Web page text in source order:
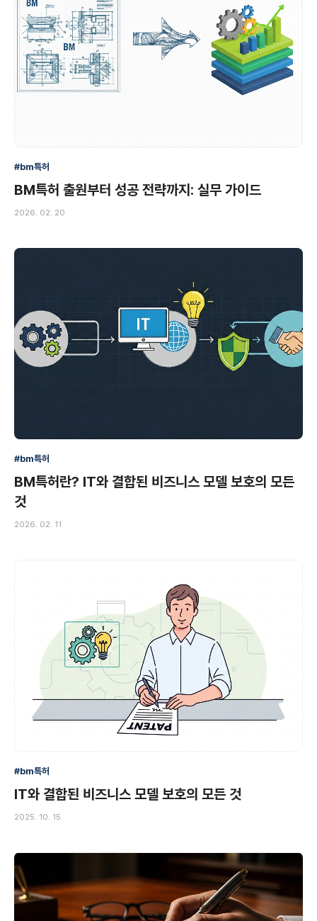
#bm특허
BM특허 출원부터 성공 전략까지: 실무 가이드
2026. 02. 20
#bm특허
BM특허란? IT와 결합된 비즈니스 모델 보호의 모든
것
2026. 02. 11
#bm특허
IT와 결합된 비즈니스 모델 보호의 모든 것
2025. 10. 15